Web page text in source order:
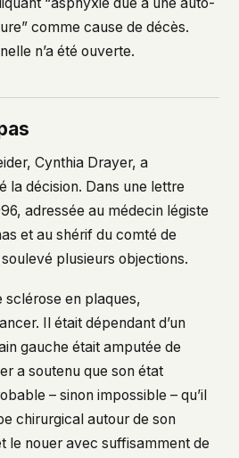
comme cause de décès.
n’a été ouverte.
Cynthia Drayer, a
la décision. Dans une lettre
adressée au médecin légiste
et au shérif du comté de
plusieurs objections.
sclérose en plaques,
Il était dépendant d’un
gauche était amputée de
a soutenu que son état
– sinon impossible – qu’il
chirurgical autour de son
le nouer avec suffisamment de